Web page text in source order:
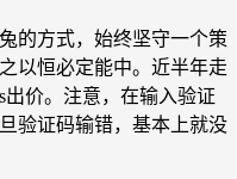
的方式，始终坚守一个策
以恒必定能中。近半年走
价。注意，在输入验证
验证码输错，基本上就没